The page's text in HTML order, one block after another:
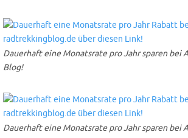
Dauerhaft eine Monatsrate pro Jahr sparen bei
Blog!
Dauerhaft eine Monatsrate pro Jahr sparen bei